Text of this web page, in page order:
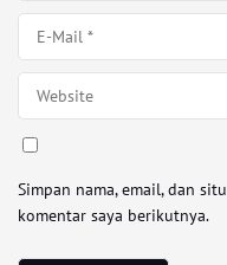
Simpan nama, email, dan
komentar saya berikutnya.